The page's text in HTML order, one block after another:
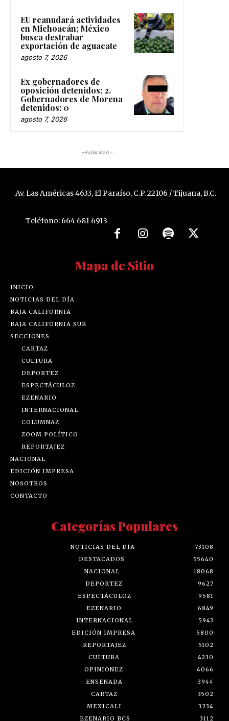
EU reanudará actividades
en Michoacán; México
busca destrabar
exportación de aguacate
agosto 7, 2026
Ex gobernadores de
oposición detenidos: 2.
Gobernadores de Morena
detenidos: 0
agosto 7, 2026
-Publicidad -
Av. Las Américas 4633, El Paraíso, C.P. 22106 / Tijuana, B.C.
Teléfono: 664 681 6913
Mapa de Sitio
INICIO
NOTICIAS DEL DÍA
BAJA CALIFORNIA
BAJA CALIFORNIA SUR
SECCIONES
CARTAZ
CULTURA
DEPORTEZ
ESPECTÁCULOZ
EZENARIO
INTERNACIONAL
COLUMNAZ
ZOOM POLÍTICO
REPORTAJEZ
NACIONAL
EDICIÓN IMPRESA
NOSOTROS
CONTACTO
Categorías Populares
NOTICIAS DEL DÍA
73108
DESTACADOS
55640
NACIONAL
18068
DEPORTEZ
9627
ESPECTÁCULOZ
9581
EZENARIO
6849
INTERNACIONAL
5943
EDICIÓN IMPRESA
5800
REPORTAJEZ
5102
CULTURA
4230
OPINIONEZ
4066
ENSENADA
3944
CARTAZ
3502
MEXICALI
3234
EZENARIO BCS
3112